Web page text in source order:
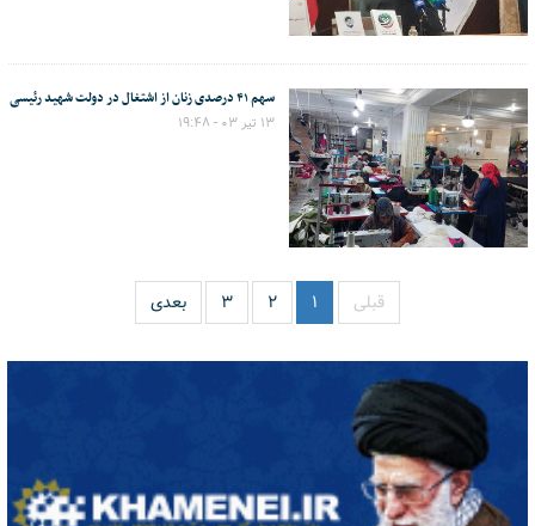
سهم ۴۱ درصدی زنان از اشتغال در دولت شهید رئیسی
۱۳ تیر ۰۳ - ۱۹:۴۸
قبلی ۱ ۲ ۳ بعدی